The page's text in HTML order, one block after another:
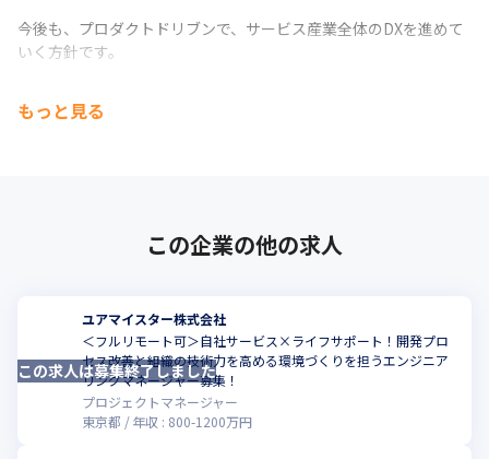
・モジュラーモノリス化
デプロイは1つのまま、モジュールを分けてサービス分割
・会社としてプロダクトドリブンで、サービス産業全体の
今後も、プロダクトドリブンで、サービス産業全体のDXを進めて
いく方針です。
もっと見る
この企業の他の求人
ユアマイスター株式会社
＜フルリモート可＞自社サービス×ライフサポート！開発プロ
セス改善と組織の技術力を高める環境づくりを担うエンジニア
リングマネージャー募集！
プロジェクトマネージャー
東京都
年収 : 800-1200万円
この求人は募集終了しました